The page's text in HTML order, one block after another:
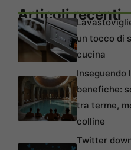
Articoli recenti
un tocco di
cucina
Inseguendo
benefiche:
tra terme,
colline
Twitter